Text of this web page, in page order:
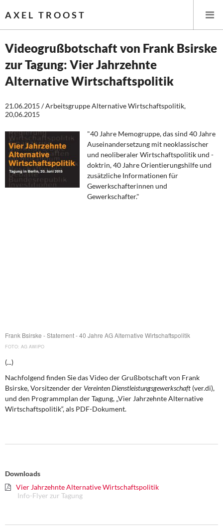
AXEL TROOST
Startseite
Leitlinien linker Wirtschafts- und Finanzpolitik
Wirtschaftspolitik
Steuer- und Finanzpolitik
Öffentliche Infrastruktur und Daseinsvorsorge
Über mich
Kontakt
Videogrußbotschaft von Frank Bsirske
zur Tagung: Vier Jahrzehnte
Alternative Wirtschaftspolitik
21.06.2015 / Arbeitsgruppe Alternative Wirtschaftspolitik,
20,06.2015
"40 Jahre Memogruppe, das sind 40 Jahre
Auseinandersetzung mit neoklassischer
und neoliberaler Wirtschaftspolitik und -
doktrin, 40 Jahre Orientierungshilfe und
zusätzliche Informationen für
Gewerkschafterinnen und
Gewerkschafter."
Frank Bsirske - Statement - 40 Jahre AG Alternative Wirtschaftspolitik
AG AWIPO
(...)
Nachfolgend finden Sie das Video der Grußbotschaft von Frank
Bsirske, Vorsitzender der Vereinten Dienstleistungsgewerkschaft (ver.di),
und den Programmplan der Tagung, „Vier Jahrzehnte Alternative
Wirtschaftspolitik“, als PDF-Dokument.
Downloads
Vier Jahrzehnte Alternative Wirtschaftspolitik
Info-Flyer zur Tagung